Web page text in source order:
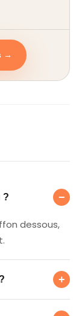
→
tissu ?
? −
dessous,
+